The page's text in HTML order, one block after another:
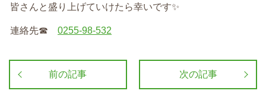
皆さんと盛り上げていけたら幸いです✨
連絡先☎︎ 0255-98-532
前の記事 次の記事